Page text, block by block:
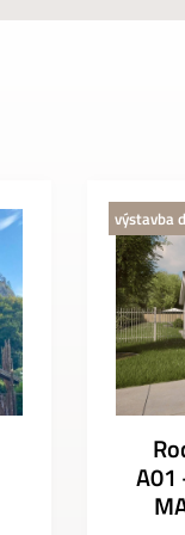
výstavba
A01